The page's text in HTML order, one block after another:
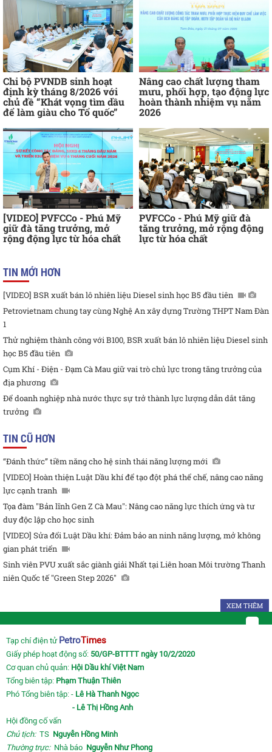
Chi bộ PVNDB sinh hoạt
định kỳ tháng 8/2026 với
chủ đề “Khát vọng tìm dầu
để làm giàu cho Tổ quốc”
Nâng cao chất lượng tham
mưu, phối hợp, tạo động lực
hoàn thành nhiệm vụ năm
2026
[VIDEO] PVFCCo - Phú Mỹ
giữ đà tăng trưởng, mở
rộng động lực từ hóa chất
PVFCCo - Phú Mỹ giữ đà
tăng trưởng, mở rộng động
lực từ hóa chất
TIN MỚI HƠN
[VIDEO] BSR xuất bán lô nhiên liệu Diesel sinh học B5 đầu tiên
Petrovietnam chung tay cùng Nghệ An xây dựng Trường THPT Nam Đàn
1
Thử nghiệm thành công với B100, BSR xuất bán lô nhiên liệu Diesel sinh
học B5 đầu tiên
Cụm Khí - Điện - Đạm Cà Mau giữ vai trò chủ lực trong tăng trưởng của
địa phương
Để doanh nghiệp nhà nước thực sự trở thành lực lượng dẫn dắt tăng
trưởng
TIN CŨ HƠN
“Đánh thức” tiềm năng cho hệ sinh thái năng lượng mới
[VIDEO] Hoàn thiện Luật Dầu khí để tạo đột phá thể chế, nâng cao năng
lực cạnh tranh
Tọa đàm "Bản lĩnh Gen Z Cà Mau": Nâng cao năng lực thích ứng và tư
duy độc lập cho học sinh
[VIDEO] Sửa đổi Luật Dầu khí: Đảm bảo an ninh năng lượng, mở không
gian phát triển
Sinh viên PVU xuất sắc giành giải Nhất tại Liên hoan Môi trường Thanh
niên Quốc tế "Green Step 2026"
XEM THÊM
Tạp chí điện tử PetroTimes
Giấy phép hoạt động số: 50/GP-BTTTT ngày 10/2/2020
Cơ quan chủ quản: Hội Dầu khí Việt Nam
Tổng biên tập: Phạm Thuận Thiên
Phó Tổng biên tập: - Lê Hà Thanh Ngọc
- Lê Thị Hồng Anh
Hội đồng cố vấn
Chủ tịch:TS Nguyễn Hồng Minh
Thường trực: Nhà báo Nguyễn Như Phong